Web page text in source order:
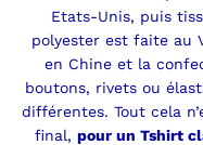
Etats-Unis, puis
polyester est faite au
en Chine et la
boutons, rivets ou
différentes. Tout cela
final, pour un Tshirt